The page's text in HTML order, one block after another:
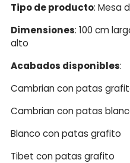
Tipo de producto: Mesa
Dimensiones: 100 cm
alto
Acabados disponibles:
Cambrian con patas
Cambrian con patas
Blanco con patas grafito
Tibet con patas grafito